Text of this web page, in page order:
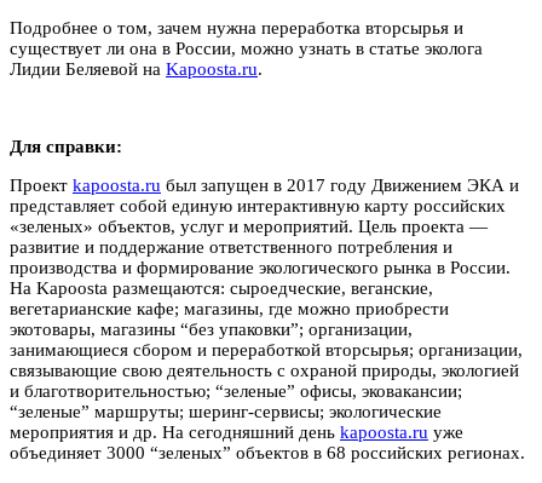
Подробнее о том, зачем нужна переработка вторсырья и
существует ли она в России, можно узнать в статье эколога
Лидии Беляевой на Kapoosta.ru.
Для справки:
Проект kapoosta.ru был запущен в 2017 году Движением ЭКА и
представляет собой единую интерактивную карту российских
«зеленых» объектов, услуг и мероприятий. Цель проекта —
развитие и поддержание ответственного потребления и
производства и формирование экологического рынка в России.
На Kapoosta размещаются: сыроедческие, веганские,
вегетарианские кафе; магазины, где можно приобрести
экотовары, магазины “без упаковки”; организации,
занимающиеся сбором и переработкой вторсырья; организации,
связывающие свою деятельность с охраной природы, экологией
и благотворительностью; “зеленые” офисы, эковакансии;
“зеленые” маршруты; шеринг-сервисы; экологические
мероприятия и др. На сегодняшний день kapoosta.ru уже
объединяет 3000 “зеленых” объектов в 68 российских регионах.